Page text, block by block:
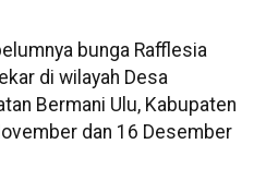
bunga Rafflesia
di wilayah Desa
Bermani Ulu, Kabupaten
dan 16 Desember